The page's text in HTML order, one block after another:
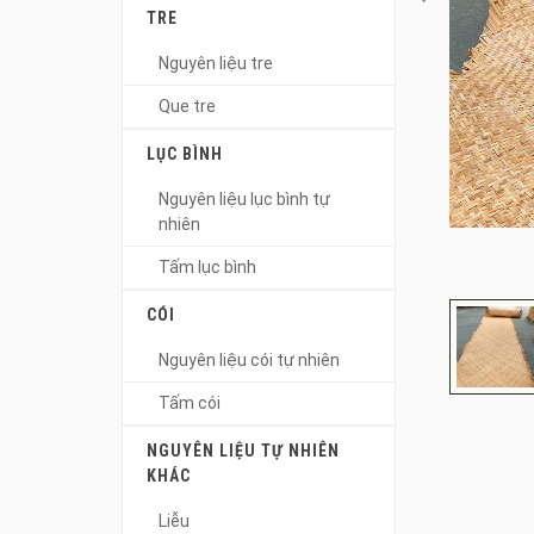
TRE
Nguyên liệu tre
Que tre
LỤC BÌNH
Nguyên liệu lục bình tự
nhiên
Tấm lục bình
CÓI
Nguyên liệu cói tự nhiên
Tấm cói
NGUYÊN LIỆU TỰ NHIÊN
KHÁC
Liễu